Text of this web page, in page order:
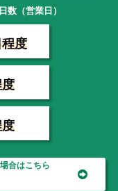
数（営業日）
度
合はこちら